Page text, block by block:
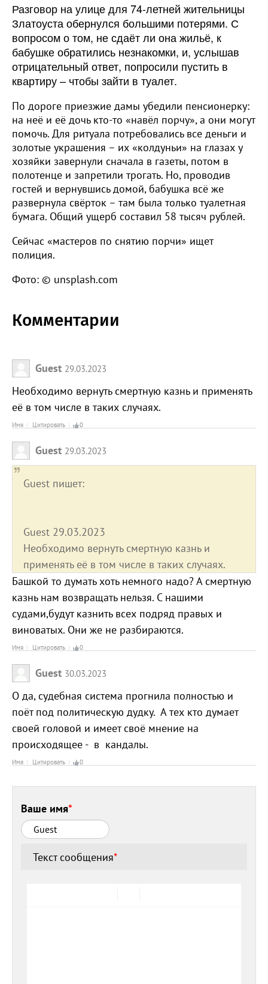
Разговор на улице для 74-летней жительницы
Златоуста обернулся большими потерями. С
вопросом о том, не сдаёт ли она жильё, к
бабушке обратились незнакомки, и, услышав
отрицательный ответ, попросили пустить в
квартиру – чтобы зайти в туалет.
По дороге приезжие дамы убедили пенсионерку:
на неё и её дочь кто-то «навёл порчу», а они могут
помочь. Для ритуала потребовались все деньги и
золотые украшения – их «колдуньи» на глазах у
хозяйки завернули сначала в газеты, потом в
полотенце и запретили трогать. Но, проводив
гостей и вернувшись домой, бабушка всё же
развернула свёрток – там была только туалетная
бумага. Общий ущерб составил 58 тысяч рублей.
Сейчас «мастеров по снятию порчи» ищет
полиция.
Фото: © unsplash.com
Комментарии
Guest 29.03.2023
Необходимо вернуть смертную казнь и применять
её в том числе в таких случаях.
Имя Цитировать 0
Guest 29.03.2023
Guest пишет:
Guest 29.03.2023
Необходимо вернуть смертную казнь и
применять её в том числе в таких случаях.
Башкой то думать хоть немного надо? А смертную
казнь нам возвращать нельзя. С нашими
судами,будут казнить всех подряд правых и
виноватых. Они же не разбираются.
Имя Цитировать 0
Guest 30.03.2023
О да, судебная система прогнила полностью и
поёт под политическую дудку. А тех кто думает
своей головой и имеет своё мнение на
происходящее - в кандалы.
Имя Цитировать 0
Ваше имя*
Текст сообщения*